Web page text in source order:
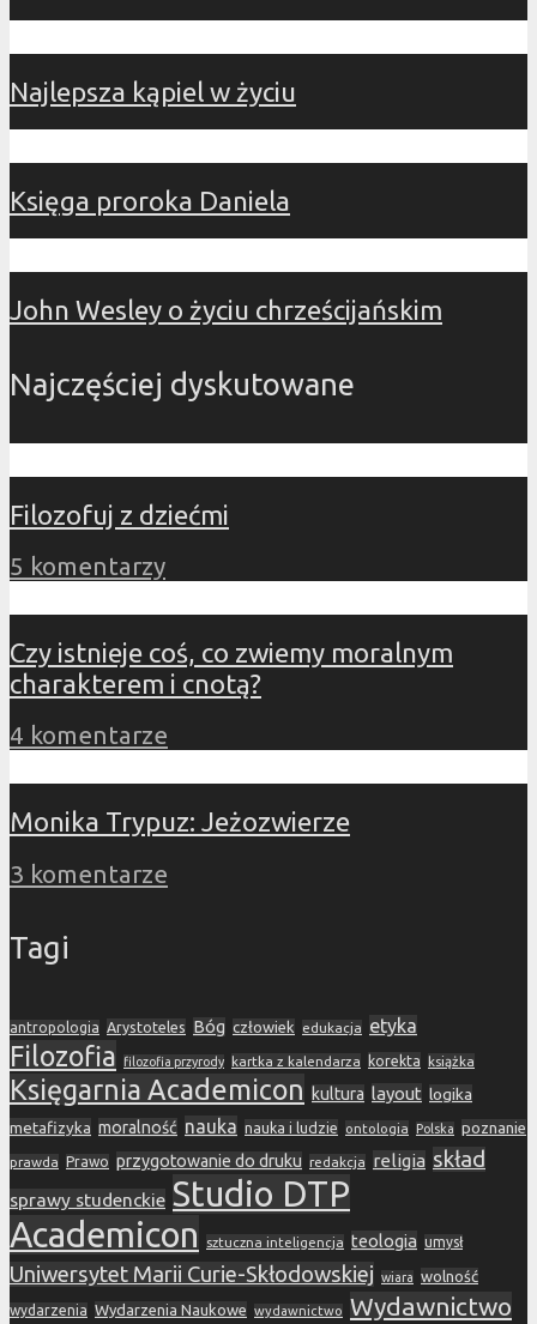
Najlepsza kąpiel w życiu
Księga proroka Daniela
John Wesley o życiu chrześcijańskim
Najczęściej dyskutowane
Filozofuj z dziećmi
5 komentarzy
Czy istnieje coś, co zwiemy moralnym
charakterem i cnotą?
4 komentarze
Monika Trypuz: Jeżozwierze
3 komentarze
Tagi
antropologia Arystoteles Bóg człowiek edukacja etyka
Filozofia filozofia przyrody kartka z kalendarza korekta książka
Księgarnia Academicon kultura layout logika
metafizyka moralność nauka nauka i ludzie ontologia Polska poznanie
prawda Prawo przygotowanie do druku redakcja religia skład
sprawy studenckie Studio DTP
Academicon
sztuczna inteligencja teologia umysł
Uniwersytet Marii Curie-Skłodowskiej wiara wolność
wydarzenia Wydarzenia Naukowe wydawnictwo Wydawnictwo